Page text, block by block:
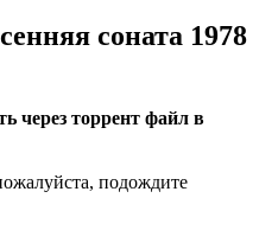
соната 1978
через торрент файл в
подождите